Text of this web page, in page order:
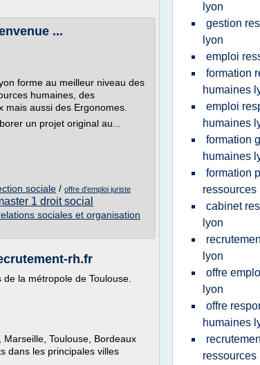
...
forme au meilleur niveau des
humaines, des
aussi des Ergonomes.
un projet original au...
sociale / offre d'emploi juriste
1 droit social
sociales et organisation
rh.fr
la métropole de Toulouse.
Toulouse, Bordeaux
dans les principales villes
lyon
gestion
lyon
emploi
formation
humaines
emploi
humaines
formation
humaines
formation
ressources
cabinet
lyon
lyon
offre
lyon
offre
humaines
ressources